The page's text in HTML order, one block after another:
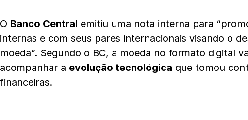
O Banco Central emitiu uma nota interna para
internas e com seus pares internacionais visando o
moeda”. Segundo o BC, a moeda no formato digital
acompanhar a evolução tecnológica que tomou
financeiras.